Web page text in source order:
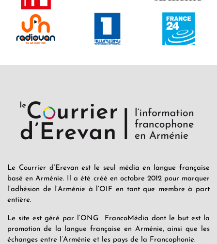
Le Courrier d’Erevan est le seul média en langue française
basé en Arménie. Il a été créé en octobre 2012 pour marquer
l’adhésion de l’Arménie à l’OIF en tant que membre à part
entière.
Le site est géré par l’ONG FrancoMédia dont le but est la
promotion de la langue française en Arménie, ainsi que les
échanges entre l’Arménie et les pays de la Francophonie.